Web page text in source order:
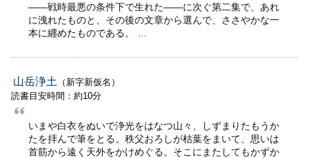
——戦時最悪の条件下で生れた——に次ぐ第二集で、あれ
に洩れたものと、その後の文章から選んで、ささやかな一
本に纒めたものである。 …
山岳浄土
（新字新仮名）
読書目安時間：約10分
いまや白衣をぬいで浄光をはなつ山々、しずまりたもうか
たを拝んで筆をとる。秩父おろしが枯葉をまいて、思いは
首筋から遠く天外をかけめぐる。そこにまたしてもかずか